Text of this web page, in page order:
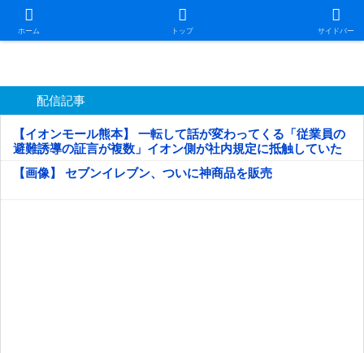
ホーム トップ サイドバー
日本第一！ニュース録
配信記事
【イオンモール熊本】 一転して話が変わってくる「従業員の
避難誘導の証言が複数」イオン側が社内規定に抵触していた
疑い
【画像】 セブンイレブン、ついに神商品を販売